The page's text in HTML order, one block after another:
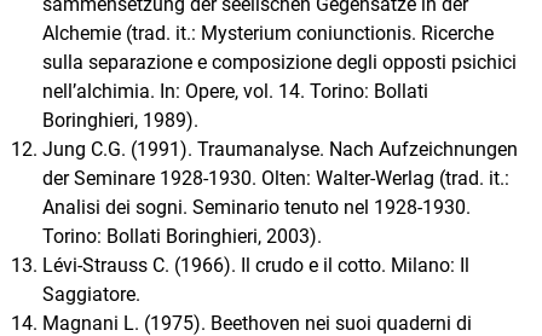
Alchemie (trad. it.: Mysterium coniunctionis. Ricerche
sulla separazione e composizione degli opposti psichici
nell’alchimia. In: Opere, vol. 14. Torino: Bollati
Boringhieri, 1989).
Jung C.G. (1991). Traumanalyse. Nach Aufzeichnungen
der Seminare 1928-1930. Olten: Walter-Werlag (trad. it.:
Analisi dei sogni. Seminario tenuto nel 1928-1930.
Torino: Bollati Boringhieri, 2003).
Lévi-Strauss C. (1966). Il crudo e il cotto. Milano: Il
Saggiatore.
Magnani L. (1975). Beethoven nei suoi quaderni di